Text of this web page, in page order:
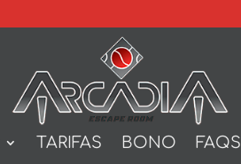
TARIFAS BONO FAQS